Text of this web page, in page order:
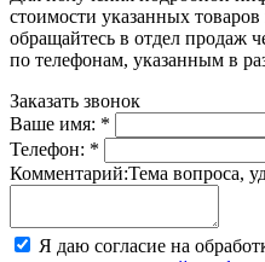
стоимости указанных
обращайтесь в отдел продаж
по телефонам, указанным в
Заказать звонок
Ваше имя: *
Телефон: *
Комментарий:Тема вопроса,
Я даю согласие на